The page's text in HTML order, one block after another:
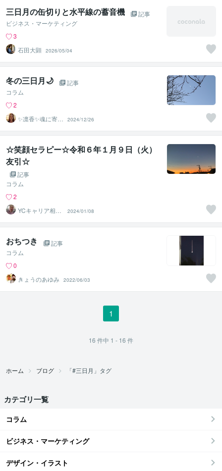
三日月の缶切りと水平線の蓄音機
記事
ビジネス・マーケティング
3
石田大顕 2026/05/04
冬の三日月🌙
記事
コラム
2
✨凛香✨魂に寄り
添う癒しボイス
届けます✨
2024/12/26
☆笑顔セラピー☆令和６年１月９日（火）
友引☆
記事
コラム
2
YCキャリア相談
2024/01/08
おちつき
記事
コラム
0
きょうのあゆみ 2022/06/03
1
16 件中 1 - 16 件
ホーム ブログ 「#三日月」タグ
カテゴリ一覧
コラム
ビジネス・マーケティング
デザイン・イラスト